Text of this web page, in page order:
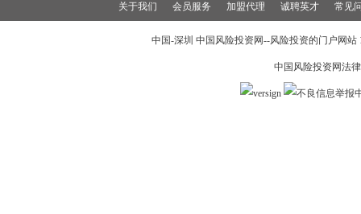
关于我们 会员服务 加盟代理 诚聘英才 常见
中国-深圳 中国风险投资网--风险投资的门户网
中国风险投资网法